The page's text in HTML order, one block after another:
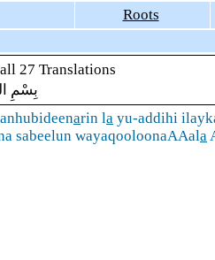
Roots
27 Translations
بِسْمِ
arin la yu-addihi
sabeelun wayaqooloonaAAala